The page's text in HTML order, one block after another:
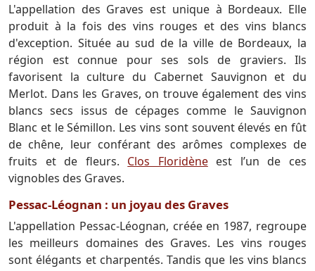
L'appellation des Graves est unique à Bordeaux. Elle
produit à la fois des vins rouges et des vins blancs
d'exception. Située au sud de la ville de Bordeaux, la
région est connue pour ses sols de graviers. Ils
favorisent la culture du Cabernet Sauvignon et du
Merlot. Dans les Graves, on trouve également des vins
blancs secs issus de cépages comme le Sauvignon
Blanc et le Sémillon. Les vins sont souvent élevés en fût
de chêne, leur conférant des arômes complexes de
fruits et de fleurs. Clos Floridèneest l’un de ces
vignobles des Graves.
Pessac-Léognan : un joyau des Graves
L'appellation Pessac-Léognan, créée en 1987, regroupe
les meilleurs domaines des Graves. Les vins rouges
sont élégants et charpentés. Tandis que les vins blancs